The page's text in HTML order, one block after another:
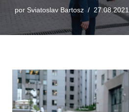
por Sviatoslav Bartosz 27.08.2021